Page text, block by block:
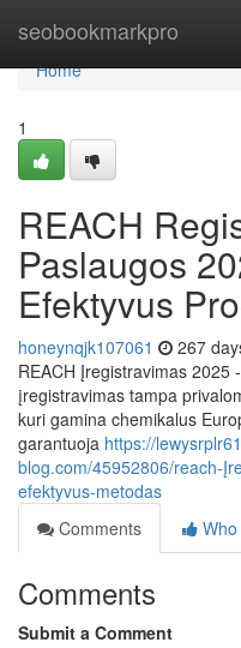
seobookmarkpro
Home
Home
1
REACH
Paslaugos
Efektyvus
honeynqjk107061 267
REACH Įregistravimas 2025
įregistravimas tampa
kuri gamina chemikalus
garantuoja https://
blog.com/45952806/reach-
efektyvus-metodas
Comments
Comments
Submit a Comment